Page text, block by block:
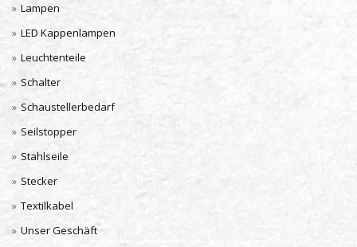
Lampen
LED Kappenlampen
Leuchtenteile
Schalter
Schaustellerbedarf
Seilstopper
Stahlseile
Stecker
Textilkabel
Unser Geschäft